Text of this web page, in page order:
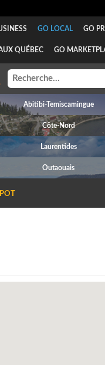
GO LOCAL GO
QUÉBEC GO
Abitibi-Temiscamingue
Côte-Nord
Laurentides
Outaouais